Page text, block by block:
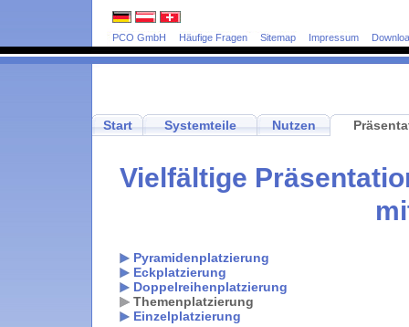
PCO GmbH Häufige Fragen Sitemap Impressum
Start Systemteile Nutzen
Vielfältige
Pyramidenplatzierung
Eckplatzierung
Doppelreihenplatzierung
Themenplatzierung
Einzelplatzierung